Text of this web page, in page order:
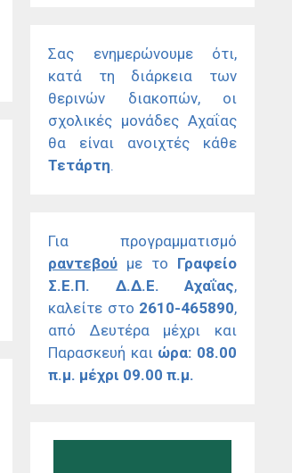
Σας ενημερώνουμε ότι,
κατά τη διάρκεια των
θερινών διακοπών, οι
σχολικές μονάδες Αχαΐας
θα είναι ανοιχτές κάθε
Τετάρτη.
Για προγραμματισμό
ραντεβού με το Γραφείο
Σ.Ε.Π. Δ.Δ.Ε. Αχαΐας,
καλείτε στο 2610-465890,
από Δευτέρα μέχρι και
Παρασκευή και ώρα: 08.00
π.μ. μέχρι 09.00 π.μ.